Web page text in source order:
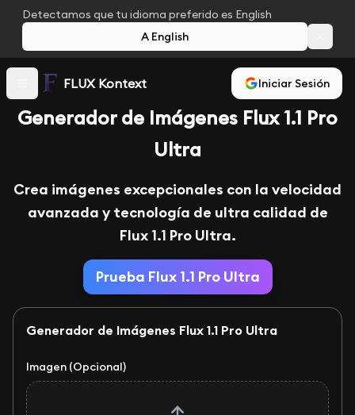
Detectamos que tu idioma preferido es English
A English
FLUX Kontext Iniciar Sesión
Generador de Imágenes Flux 1.1 Pro
Ultra
Crea imágenes excepcionales con la velocidad
avanzada y tecnología de ultra calidad de
Flux 1.1 Pro Ultra.
Prueba Flux 1.1 Pro Ultra
Generador de Imágenes Flux 1.1 Pro Ultra
Imagen (Opcional)